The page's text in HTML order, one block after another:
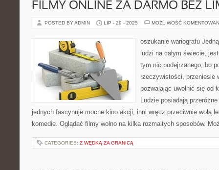
FILMY ONLINE ZA DARMO BEZ
POSTED BY ADMIN LIP - 29 - 2025 MOŻLIWOŚĆ
oszukanie wariografu
ludzi na całym świecie,
tym nic podejrzanego, bo
rzeczywistości, przeniesie
pozwalając uwolnić się od
Ludzie posiadają
jednych fascynuje mocne kino akcji, inni wręcz przeciwnie wolą
komedie. Oglądać filmy wolno na kilka rozmaitych sposobów.
CATEGORIES: Z WĘDKĄ ZA GRANICĄ